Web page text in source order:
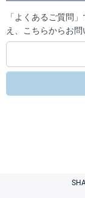
「よくあるご質問
え、こちらからお問